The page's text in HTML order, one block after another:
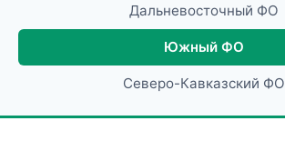
Дальневосточный ФО
Южный ФО
Северо-Кавказский ФО